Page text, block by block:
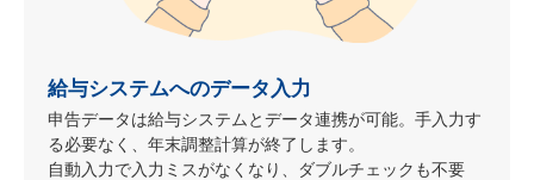
給与システムへのデータ入力
申告データは給与システムとデータ連携が可能。手入力す
る必要なく、年末調整計算が終了します。
自動入力で入力ミスがなくなり、ダブルチェックも不要